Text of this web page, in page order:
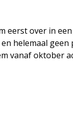
eerst over in
helemaal geen
vanaf oktober